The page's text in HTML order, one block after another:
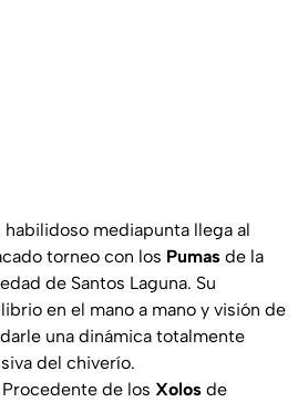
habilidoso mediapunta llega al
torneo con los Pumas de la
de Santos Laguna. Su
en el mano a mano y visión de
una dinámica totalmente
del chiverío.
Procedente de los Xolos de